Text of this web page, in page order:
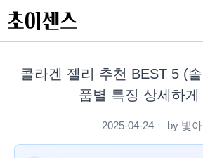
콜라겐 젤리 추천 BEST 5 (
품별 특징 상세하게
2025-04-24 ㆍ by 빛